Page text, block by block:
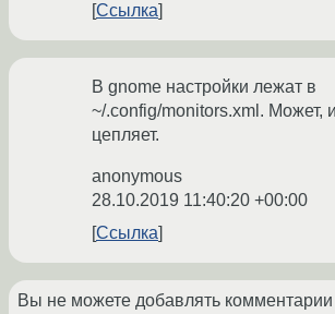
Ссылка
В gnome настройки лежат в
~/.config/monitors.xml. Может,
цепляет.
anonymous
28.10.2019 11:40:20 +00:00
Ссылка
Вы не можете добавлять комментарии